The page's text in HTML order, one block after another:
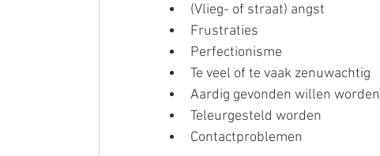
(Vlieg- of straat) angst
Frustraties
Perfectionisme
Te veel of te vaak zenuwachtig
Aardig gevonden willen worden
Teleurgesteld worden
Contactproblemen